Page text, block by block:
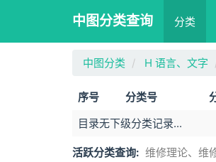
中图分类查询 分类
中图分类 H 语言、文字
序号 分类号
目录无下级分类记录...
活跃分类查询: 维修理论、维